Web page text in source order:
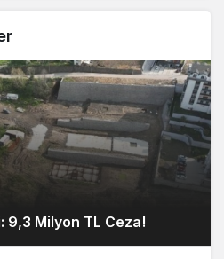
9,3 Milyon TL Ceza!